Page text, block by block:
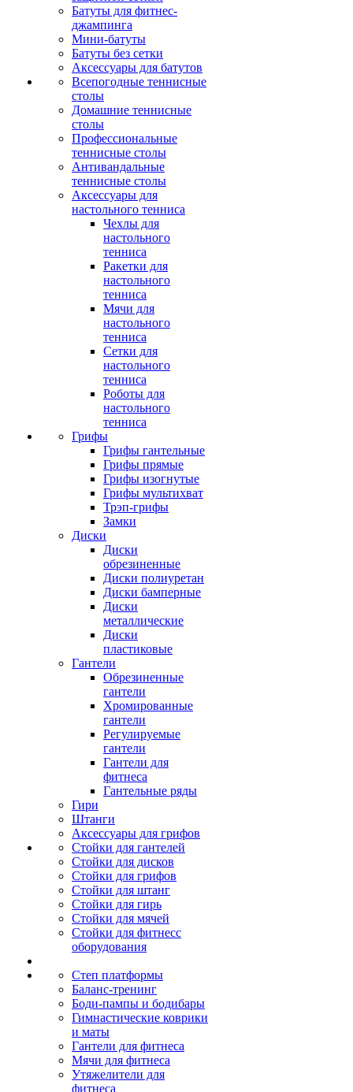
Батуты для фитнес-
джампинга
Мини-батуты
Батуты без сетки
Аксессуары для батутов
Всепогодные теннисные
столы
Домашние теннисные
столы
Профессиональные
теннисные столы
Антивандальные
теннисные столы
Аксессуары для
настольного тенниса
Чехлы для
настольного
тенниса
Ракетки для
настольного
тенниса
Мячи для
настольного
тенниса
Сетки для
настольного
тенниса
Роботы для
настольного
тенниса
Грифы
Грифы гантельные
Грифы прямые
Грифы изогнутые
Грифы мультихват
Трэп-грифы
Замки
Диски
Диски
обрезиненные
Диски полиуретан
Диски бамперные
Диски
металлические
Диски
пластиковые
Гантели
Обрезиненные
гантели
Хромированные
гантели
Регулируемые
гантели
Гантели для
фитнеса
Гантельные ряды
Гири
Штанги
Аксессуары для грифов
Стойки для гантелей
Стойки для дисков
Стойки для грифов
Стойки для штанг
Стойки для гирь
Стойки для мячей
Стойки для фитнесс
оборудования
Степ платформы
Баланс-тренинг
Боди-пампы и бодибары
Гимнастические коврики
и маты
Гантели для фитнеса
Мячи для фитнеса
Утяжелители для
фитнеса